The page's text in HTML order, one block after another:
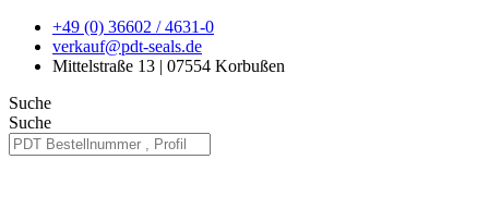
Zum
Inhalt
springen
+49 (0) 36602 / 4631-0
verkauf@pdt-seals.de
Mittelstraße 13 | 07554 Korbußen
Suche
Suche